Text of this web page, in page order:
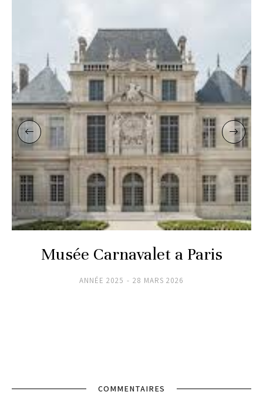
Musée Carnavalet a Paris
ANNÉE 2025 28 MARS 2026
COMMENTAIRES